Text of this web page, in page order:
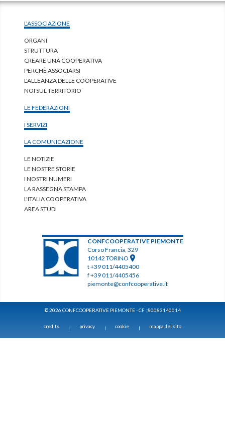
L'ASSOCIAZIONE
ORGANI
STRUTTURA
CREARE UNA COOPERATIVA
PERCHÈ ASSOCIARSI
L'ALLEANZA DELLE COOPERATIVE
NOI SUL TERRITORIO
LE FEDERAZIONI
I SERVIZI
LA COMUNICAZIONE
LE NOTIZIE
LE NOSTRE STORIE
I NOSTRI NUMERI
LA RASSEGNA STAMPA
L'ITALIA COOPERATIVA
AREA STUDI
CONFCOOPERATIVE PIEMONTE
Corso Francia, 329
10142 TORINO
t +39 011/4405400
f +39 011/4405456
piemonte@confcooperative.it
© 2026 CONFCOOPERATIVE PIEMONTE - CF : 80083140014
credits | privacy | cookie | mappa del sito